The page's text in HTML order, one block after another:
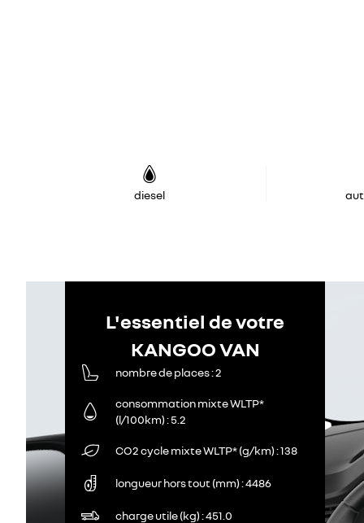
diesel
L'essentiel de votre
KANGOO VAN
nombre de places 2
consommation mixte WLTP*
(l/100km) 5.2
CO2 cycle mixte WLTP* (g/km) 138
longueur hors tout (mm) 4486
charge utile (kg) 451.0